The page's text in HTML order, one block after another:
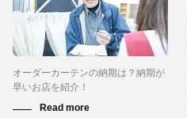
オーダーカーテンの納期は？納期が
早いお店を紹介！